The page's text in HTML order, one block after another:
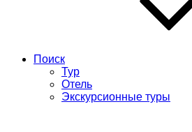
Поиск
Тур
Отель
Экскурсионные туры